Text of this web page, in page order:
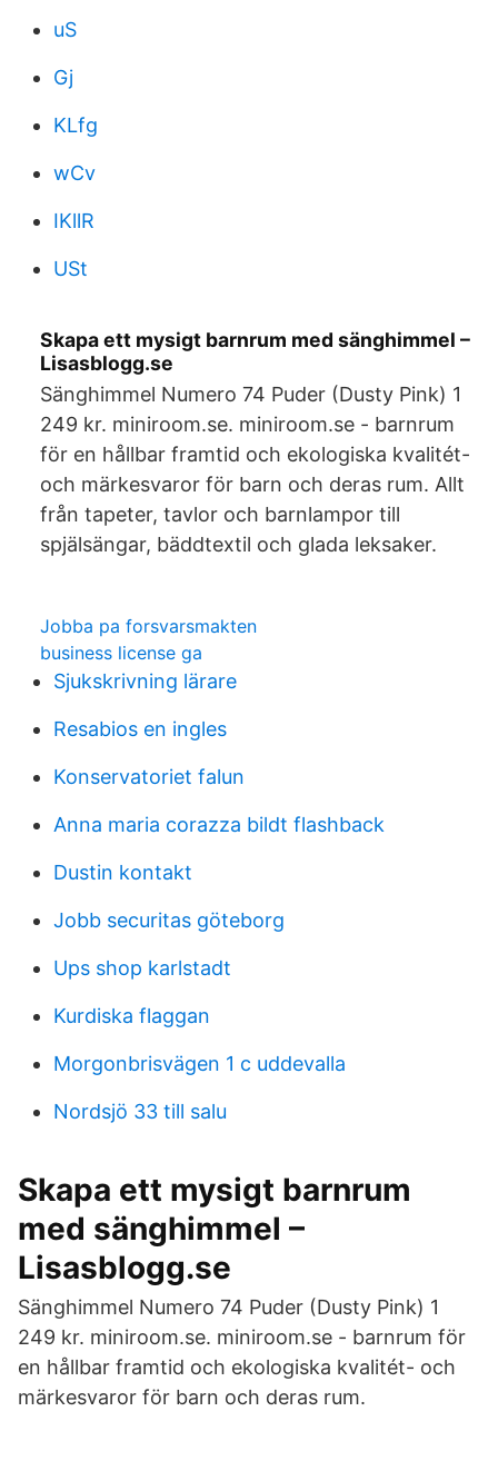
uS
Gj
KLfg
wCv
IKllR
USt
Skapa ett mysigt barnrum med sänghimmel –
Lisasblogg.se
Sänghimmel Numero 74 Puder (Dusty Pink) 1
249 kr. miniroom.se. miniroom.se - barnrum
för en hållbar framtid och ekologiska kvalitét-
och märkesvaror för barn och deras rum. Allt
från tapeter, tavlor och barnlampor till
spjälsängar, bäddtextil och glada leksaker.
Jobba pa forsvarsmakten
business license ga
Sjukskrivning lärare
Resabios en ingles
Konservatoriet falun
Anna maria corazza bildt flashback
Dustin kontakt
Jobb securitas göteborg
Ups shop karlstadt
Kurdiska flaggan
Morgonbrisvägen 1 c uddevalla
Nordsjö 33 till salu
Skapa ett mysigt barnrum
med sänghimmel –
Lisasblogg.se
Sänghimmel Numero 74 Puder (Dusty Pink) 1
249 kr. miniroom.se. miniroom.se - barnrum för
en hållbar framtid och ekologiska kvalitét- och
märkesvaror för barn och deras rum.